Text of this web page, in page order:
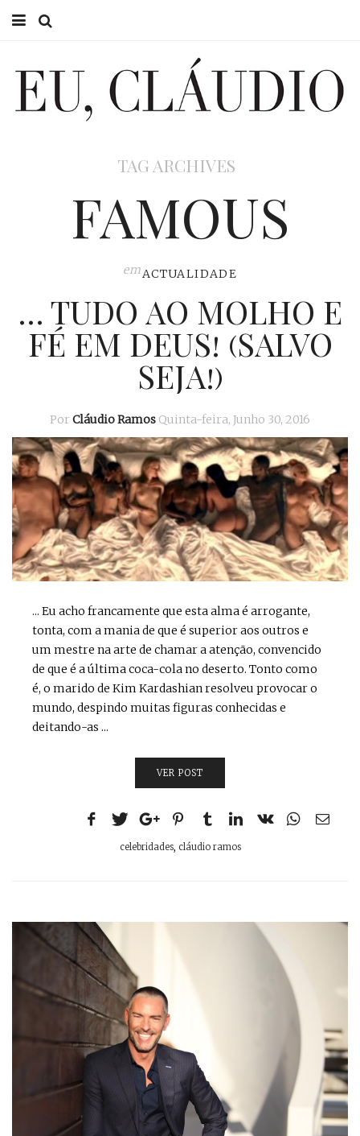
EU CLÁUDIO
TAG ARCHIVES
FAMOUS
emACTUALIDADE
… TUDO AO MOLHO E
FÉ EM DEUS! (SALVO
SEJA!)
Por Cláudio Ramos Quinta-feira, Junho 30, 2016
... Eu acho francamente que esta alma é arrogante,
tonta, com a mania de que é superior aos outros e
um mestre na arte de chamar a atenção, convencido
de que é a última coca-cola no deserto. Tonto como
é, o marido de Kim Kardashian resolveu provocar o
mundo, despindo muitas figuras conhecidas e
deitando-as ...
VER POST
celebridades, cláudio ramos